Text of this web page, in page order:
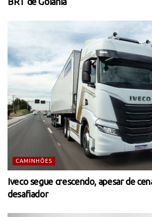
CAMINHÕES
Iveco segue crescendo, apesar de
desafiador